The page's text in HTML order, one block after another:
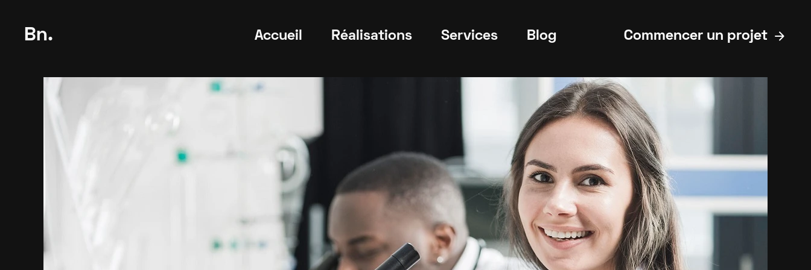
Bn. Accueil Réalisations Services Blog Commencer un projet arrow_forward